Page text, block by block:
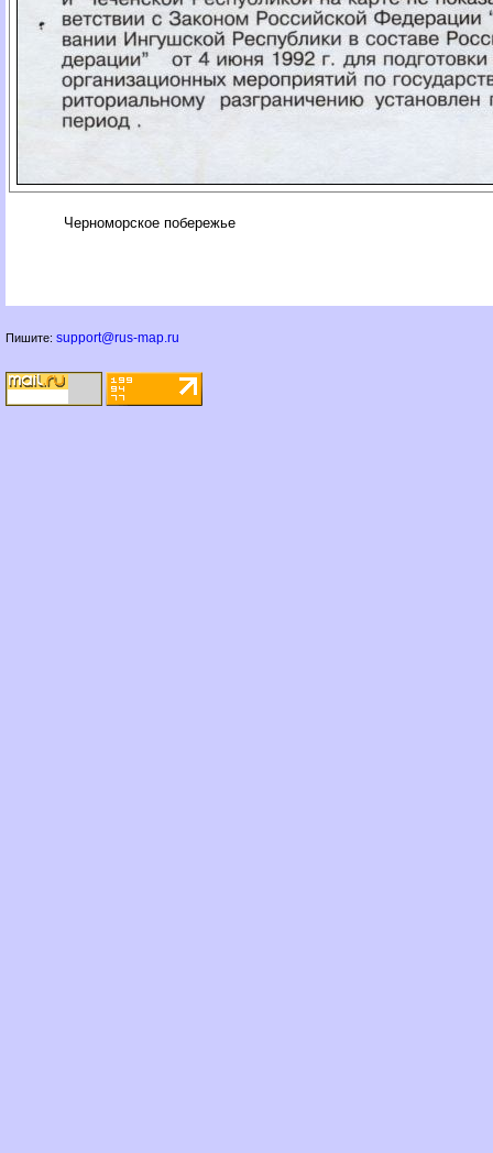
Черноморское побережье
Пишите: support@rus-map.ru